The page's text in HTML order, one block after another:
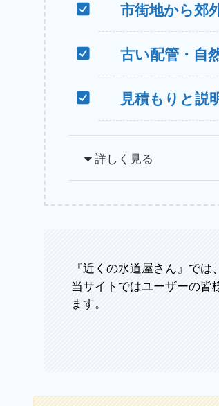
市街地から郊
古い配管・自
見積もりと説
詳しく見る
『近くの水道屋さん』では、
当サイトではユーザーの皆
ます。